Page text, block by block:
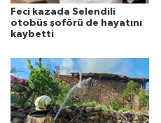
Feci kazada Selendili
otobüs şoförü de hayatını
kaybetti